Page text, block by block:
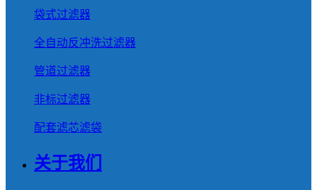
袋式过滤器
全自动反冲洗过滤器
管道过滤器
非标过滤器
配套滤芯滤袋
关于我们